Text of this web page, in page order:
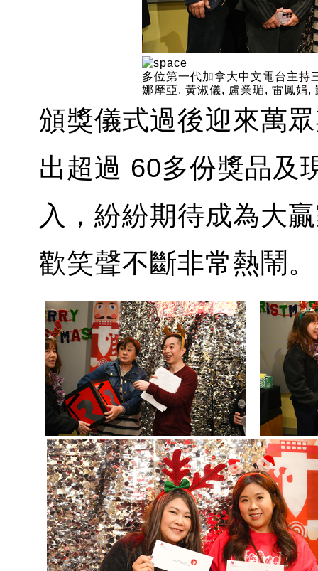
多位第一代加拿大中文電台主持
娜摩亞, 黃淑儀, 盧業瑂, 雷鳳娟,
頒獎儀式過後迎來萬
出超過 60多份獎品及
入，紛紛期待成為大
歡笑聲不斷非常熱鬧。